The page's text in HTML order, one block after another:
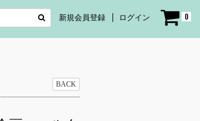
新規会員登録 ログイン 0
BACK